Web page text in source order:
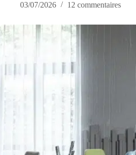
03/07/2026
12 commentaires